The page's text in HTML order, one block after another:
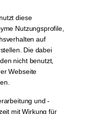
diese
Nutzungsprofile,
auf
Die dabei
nicht benutzt,
Webseite
und -
mit Wirkung für